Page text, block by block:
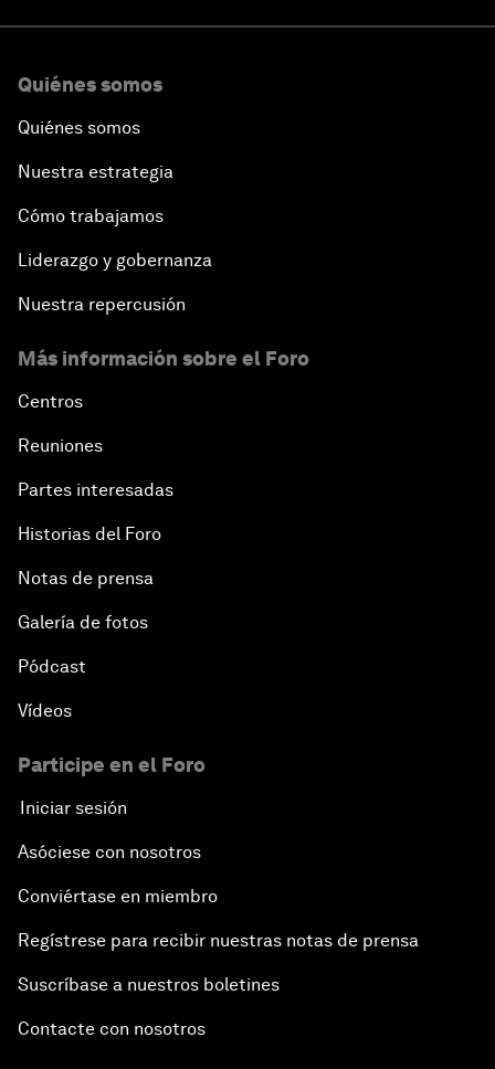
Quiénes somos
Quiénes somos
Nuestra estrategia
Cómo trabajamos
Liderazgo y gobernanza
Nuestra repercusión
Más información sobre el Foro
Centros
Reuniones
Partes interesadas
Historias del Foro
Notas de prensa
Galería de fotos
Pódcast
Vídeos
Participe en el Foro
Iniciar sesión
Asóciese con nosotros
Conviértase en miembro
Regístrese para recibir nuestras notas de prensa
Suscríbase a nuestros boletines
Contacte con nosotros